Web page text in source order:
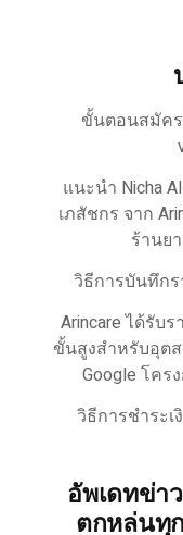
ขั้นตอนสมัคร
แนะนำ Nicha
เภสัชกร จาก
ร้านย
วิธีการบันทึก
Arincare ได้รับ
ขั้นสูงสำหรับอุต
Google โคร
วิธีการชำระ
อัพเดทข่า
ตกหล่นทุ